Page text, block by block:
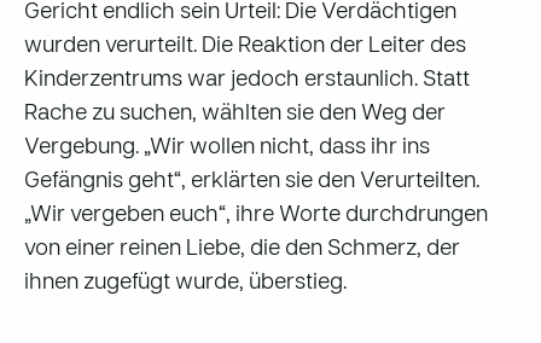
Gericht endlich sein Urteil: Die Verdächtigen
wurden verurteilt. Die Reaktion der Leiter des
Kinderzentrums war jedoch erstaunlich. Statt
Rache zu suchen, wählten sie den Weg der
Vergebung. „Wir wollen nicht, dass ihr ins
Gefängnis geht“, erklärten sie den Verurteilten.
„Wir vergeben euch“, ihre Worte durchdrungen
von einer reinen Liebe, die den Schmerz, der
ihnen zugefügt wurde, überstieg.